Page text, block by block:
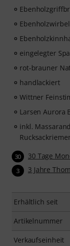
Ebenholzwirbel
eingelegter
rot-brauner
handlackiert
Wittner
Larsen Aurora
inkl.
30 30 Tage
3 3 Jahre
Erhältlich seit
Artikelnummer
Verkaufseinheit